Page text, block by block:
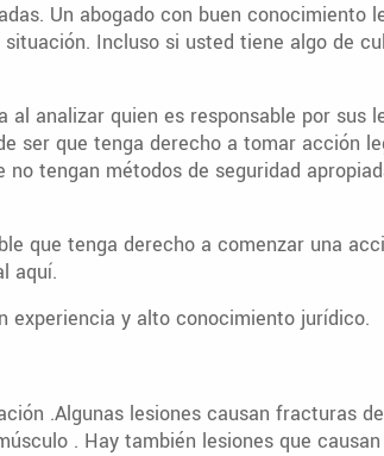
Un abogado con buen conocimiento
Incluso si usted tiene algo de
analizar quien es responsable por sus
ser que tenga derecho a tomar acción
tengan métodos de seguridad
que tenga derecho a comenzar una
aquí.
experiencia y alto conocimiento jurídico.
.Algunas lesiones causan fracturas
. Hay también lesiones que